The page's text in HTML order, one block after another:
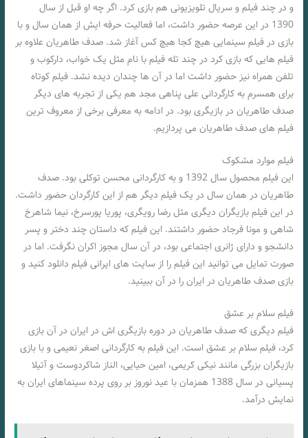
و در چند فیلم و سریال تلویزیونی هم بازی کرد. اگر چه او قبل از سال
1390 در این عرصه حضور داشت، اما فعالیت حرفه ایش از همان سال و با
بازی در فیلم سینمایی هیچ کجا هیچ کس آغاز شد. صدف طاهریان علاوه بر
فیلم هایی که بازی کرد در چند تله فیلم با نام مثل یک خواب، دارکوب و
تلفن همراه نیز حضور داشت اما در آن ها چندان دیده نشد. فیلم کوتاه
برای همسرم به کارگردانی علی پناهی مجد هم یکی از تجربه های دیگر
صدف طاهریان در بازیگری بود. در ادامه به معرفی برخی از معروف ترین
فیلم های صدف طاهریان می پردازیم.
فیلم موارد مشکوک
این فیلم محصول سال 1392 و به کارگردانی محسن توکلی بود. صدف
طاهریان در همان سال در یک فیلم دیگر هم از این کارگردان حضور داشت.
در این فیلم بازیگران دیگری مثل رضا رویگری، پوریا پورسرخ، نیما شاهرخ
‌شاهی و مونا فرجاد حضور داشتند. این فیلم که داستان چند دختر و پسر
دانشجو و دارای ژانری اجتماعی بود، در آن سال مجوز اکران نگرفت. اما در
صورت تمایل می توانید این فیلم را از سایت های ایرانی فیلم دانلود کنید و
بازی صدف طاهریان در ایران را در آن ببینید.
فیلم سلام بر عشق
فیلم دیگری که صدف طاهریان در دوره بازیگری اش در ایران در آن بازی
کرد، فیلم سلام بر عشق است. این فیلم به کارگردانی اصغر نعیمی و با بازی
بازیگران بزرگی مانند نیکی کریمی، امین حیایی، الناز شاکردوست و آتیلا
پسیانی در سال 1388 همزمان با عید نوروز بر روی پرده سینماهای ایران به
نمایش درآمد.